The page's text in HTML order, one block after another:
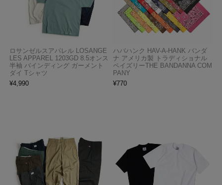
ロサンゼルスアパレル LOSANGE
LES APPAREL 1203GD 8.5オンス
半袖 バインディング ガーメント
ダイ Tシャツ
¥4,990
ハバハンク HAV-A-HANK バンダ
ナ アメリカ製 トラディショナル
ペイズリーTHE BANDANNA COM
PANY
¥770